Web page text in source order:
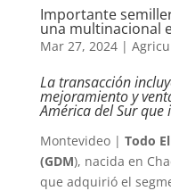
Importante
una multinacional
Mar 27, 2024|
La transacción
mejoramiento y
América del Sur que
Montevideo | Todo
(GDM), nacida en
que adquirió el